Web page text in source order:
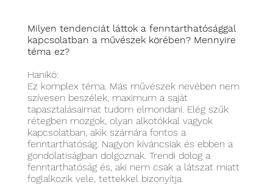
Milyen tendenciát láttok a fenntarthatósággal
kapcsolatban a művészek körében? Mennyire
téma ez?
Hanikó:
Ez komplex téma. Más művészek nevében nem
szívesen beszélek, maximum a saját
tapasztalásaimat tudom elmondani. Elég szűk
rétegben mozgok, olyan alkotókkal vagyok
kapcsolatban, akik számára fontos a
fenntarthatóság. Nagyon kíváncsiak és ebben a
gondolatiságban dolgoznak. Trendi dolog a
fenntarthatóság és, aki nem csak a látszat miatt
foglalkozik vele, tettekkel bizonyítja.